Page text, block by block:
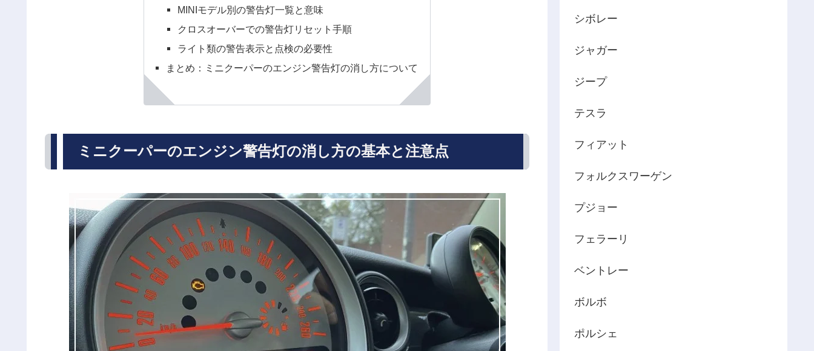
MINIモデル別の警告灯一覧と意味
クロスオーバーでの警告灯リセット手順
ライト類の警告表示と点検の必要性
まとめ：ミニクーパーのエンジン警告灯の消し方について
ミニクーパーのエンジン警告灯の消し方の基本と注意点
シボレー
ジャガー
ジープ
テスラ
フィアット
フォルクスワーゲン
プジョー
フェラーリ
ベントレー
ボルボ
ポルシェ